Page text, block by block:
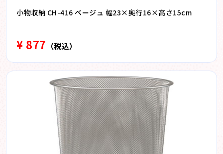
小物収納 CH-416 ベージュ 幅23×奥行16×高さ15cm
¥ 877 （税込）